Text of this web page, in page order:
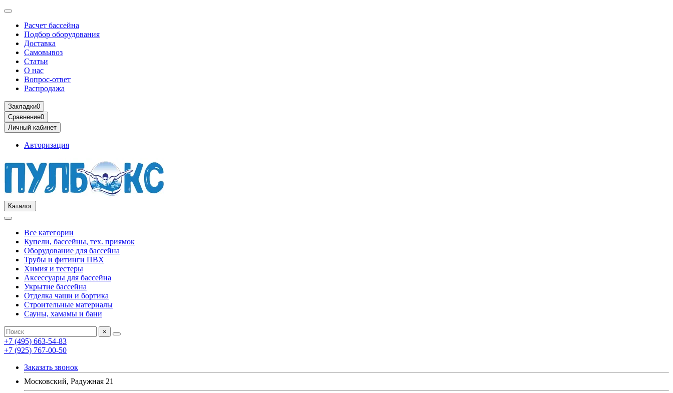
Расчет бассейна
Подбор оборудования
Доставка
Самовывоз
Статьи
О нас
Вопрос-ответ
Распродажа
Закладки0
Сравнение0
Личный кабинет
Авторизация
Каталог
Все категории
Купели, бассейны, тех. приямок
Оборудование для бассейна
Трубы и фитинги ПВХ
Химия и тестеры
Аксессуары для бассейна
Укрытие бассейна
Отделка чаши и бортика
Строительные материалы
Сауны, хамамы и бани
×
+7 (495) 663-54-83
+7 (925) 767-00-50
Заказать звонок
Московский, Радужная 21